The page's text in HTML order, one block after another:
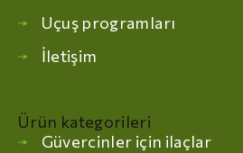
Uçuş programları
İletişim
Ürün kategorileri
Güvercinler için ilaçlar